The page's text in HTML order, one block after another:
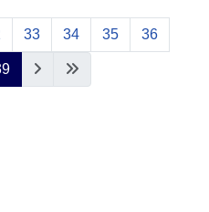
33 34 35 36